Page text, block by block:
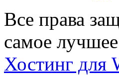
Все права
самое
Хостинг для